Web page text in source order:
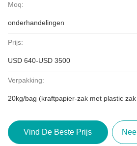
Moq:
onderhandelingen
Prijs:
USD 640-USD 3500
Verpakking:
20kg/bag (kraftpapier-zak met plastic
Vind De Beste Prijs